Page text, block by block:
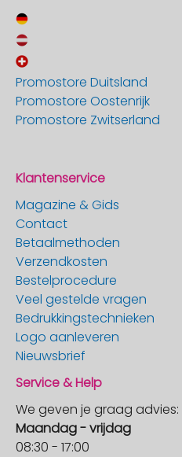
Promostore Duitsland
Promostore Oostenrijk
Promostore Zwitserland
Klantenservice
Magazine & Gids
Contact
Betaalmethoden
Verzendkosten
Bestelprocedure
Veel gestelde vragen
Bedrukkingstechnieken
Logo aanleveren
Nieuwsbrief
Service & Help
We geven je graag advies:
Maandag - vrijdag
08:30 - 17:00